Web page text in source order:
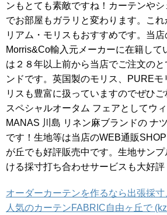
ンもとても素敵ですね！カーテンや
でお部屋もガラリと変わります。こ
リアム・モリスもおすすめです。当
Morris&Co輸入元メーカーに在籍して
は２８年以上前から当店でご注文の
ンドです。英国製のモリス、PUREモ
リスも豊富に扱っていますのでぜひ
スペシャルオータム フェアとしてウ
MANAS 川島 リネン麻ブランドの ナ
です！生地等は当店のWEB通販
が丘でも好評販売中です。生地サン
ける採寸打ち合わせサービスも大好評
オーダーカーテンを作るなら出張採
人気のカーテンFABRIC自由ヶ丘で